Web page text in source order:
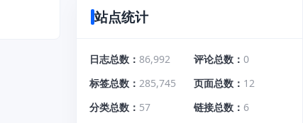
站点统计
日志总数 86,992 评论总数
0
标签总数
285,745 页面总数
12
分类总数
57 链接总数
6